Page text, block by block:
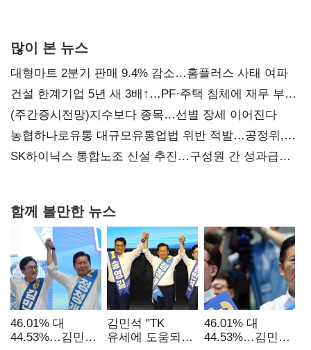
많이 본 뉴스
대형마트 2분기 판매 9.4% 감소…홈플러스 사태 여파
건설 한계기업 5년 새 3배↑…PF·주택 침체에 재무 부담
확대
(주간증시전망)지수보다 종목…선별 장세 이어진다
농협하나로유통 대규모유통업법 위반 적발…공정위,
과징금 4억6200만원 부과
SK하이닉스 통합노조 신설 추진…구성원 간 성과급
함께 볼만한 뉴스
46.01% 대
44.53%…김민석·
김민석 "TK
유세에 도움되는
46.01% 대
44.53%…김민석·